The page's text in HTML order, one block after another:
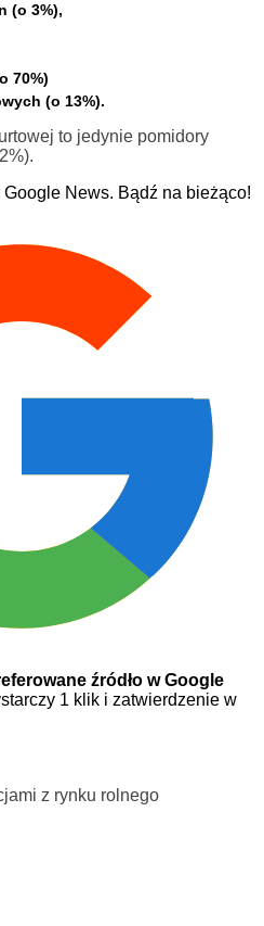
(o 3%),
70%)
(o 13%).
to jedynie pomidory
News. Bądź na bieżąco!
źródło w Google
1 klik i zatwierdzenie w
z rynku rolnego